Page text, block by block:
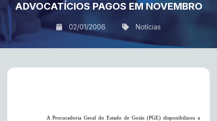
ADVOCATÍCIOS PAGOS EM NOVEMBRO
02/01/2006 Notícias
A Procuradoria Geral do Estado de Goiás (PGE) disponibilizou a